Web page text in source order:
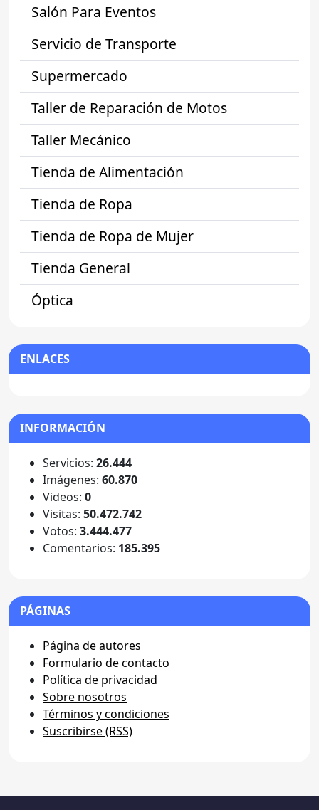
Salón Para Eventos
Servicio de Transporte
Supermercado
Taller de Reparación de Motos
Taller Mecánico
Tienda de Alimentación
Tienda de Ropa
Tienda de Ropa de Mujer
Tienda General
Óptica
ENLACES
INFORMACIÓN
Servicios: 26.444
Imágenes: 60.870
Videos: 0
Visitas: 50.472.742
Votos: 3.444.477
Comentarios: 185.395
PÁGINAS
Página de autores
Formulario de contacto
Política de privacidad
Sobre nosotros
Términos y condiciones
Suscribirse (RSS)